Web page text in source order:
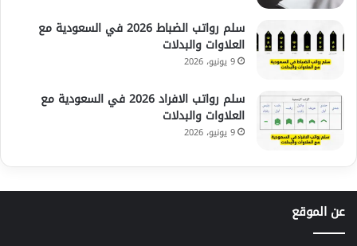
سلم رواتب الضباط 2026 في السعودية مع
العلاوات والبدلات
9 يونيو، 2026
سلم رواتب الافراد 2026 في السعودية مع
العلاوات والبدلات
9 يونيو، 2026
عن الموقع